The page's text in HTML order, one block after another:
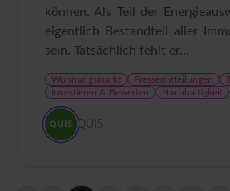
können. Als Teil der
eigentlich Bestandteil aller
sein. Tatsächlich fehlt er...
Wohnungsmarkt Pressemitteilungen
Investieren & Bewerten
Nachhaltigkeit
QUIS